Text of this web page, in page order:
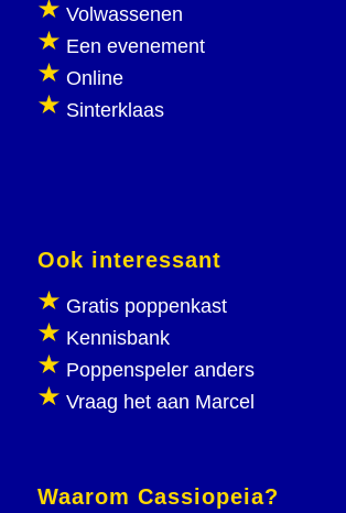
Volwassenen
Een evenement
Online
Sinterklaas
Ook interessant
Gratis poppenkast
Kennisbank
Poppenspeler anders
Vraag het aan Marcel
Waarom Cassiopeia?